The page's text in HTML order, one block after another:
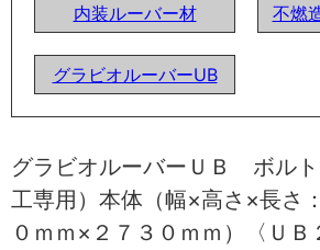
内装ルーバー材
不燃
グラビオルーバーUB
グラビオルーバーＵＢ ボル
工専用）本体（幅×高さ×長さ
０ｍｍ×２７３０ｍｍ）〈ＵＢ